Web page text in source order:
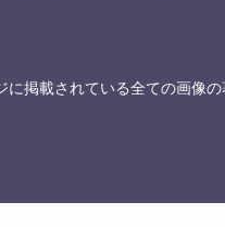
に掲載されている全ての画像